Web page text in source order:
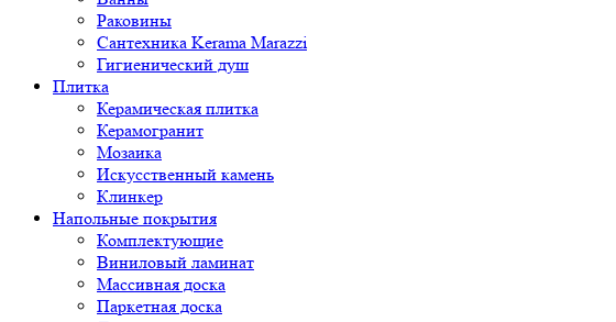
Раковины
Сантехника Kerama Marazzi
Гигиенический душ
Плитка
Керамическая плитка
Керамогранит
Мозаика
Искусственный камень
Клинкер
Напольные покрытия
Комплектующие
Виниловый ламинат
Массивная доска
Паркетная доска